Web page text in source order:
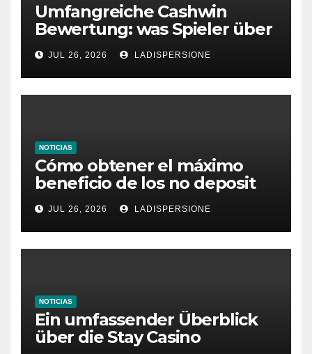
Umfangreiche Cashwin
Bewertung: was Spieler über
dieses Casino denken
JUL 26, 2026 LADISPERSIONE
NOTICIAS
Cómo obtener el máximo
beneficio de los no deposit
bonus codes de roby casino
JUL 26, 2026 LADISPERSIONE
NOTICIAS
Ein umfassender Überblick
über die Stay Casino